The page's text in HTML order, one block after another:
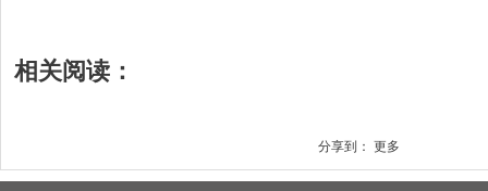
相关阅读：
分享到： 更多